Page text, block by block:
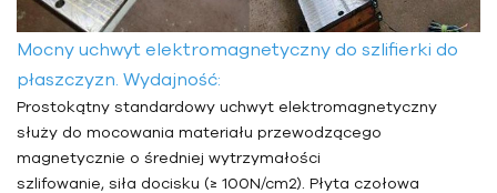
Mocny uchwyt elektromagnetyczny do szlifierki do
płaszczyzn. Wydajność:
Prostokątny standardowy uchwyt elektromagnetyczny
służy do mocowania materiału przewodzącego
magnetycznie o średniej wytrzymałości
szlifowanie, siła docisku (≥ 100N/cm2). Płyta czołowa